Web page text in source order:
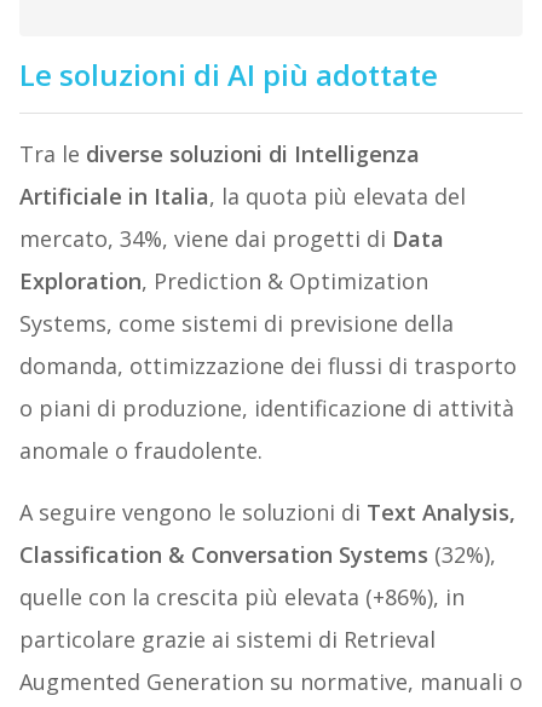
Le soluzioni di AI più adottate
Tra le diverse soluzioni di Intelligenza
Artificiale in Italia, la quota più elevata del
mercato, 34%, viene dai progetti di Data
Exploration, Prediction & Optimization
Systems, come sistemi di previsione della
domanda, ottimizzazione dei flussi di trasporto
o piani di produzione, identificazione di attività
anomale o fraudolente.
A seguire vengono le soluzioni di Text Analysis,
Classification & Conversation Systems (32%),
quelle con la crescita più elevata (+86%), in
particolare grazie ai sistemi di Retrieval
Augmented Generation su normative, manuali o